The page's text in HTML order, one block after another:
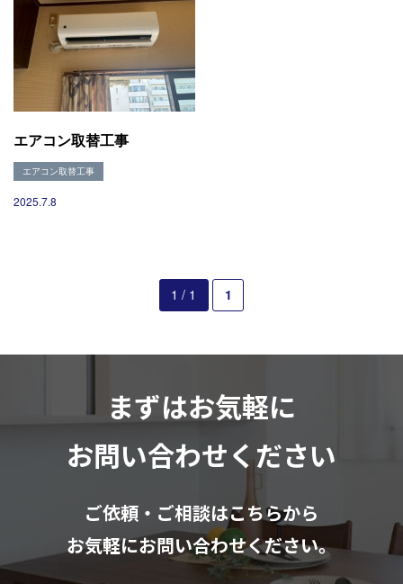
施工事例
現場ブログ
エアコン取替工事
エアコン取替工事
2025.7.8
1 / 1 1
まずはお気軽に
お問い合わせください
ご依頼・ご相談はこちらから
お気軽にお問い合わせください。